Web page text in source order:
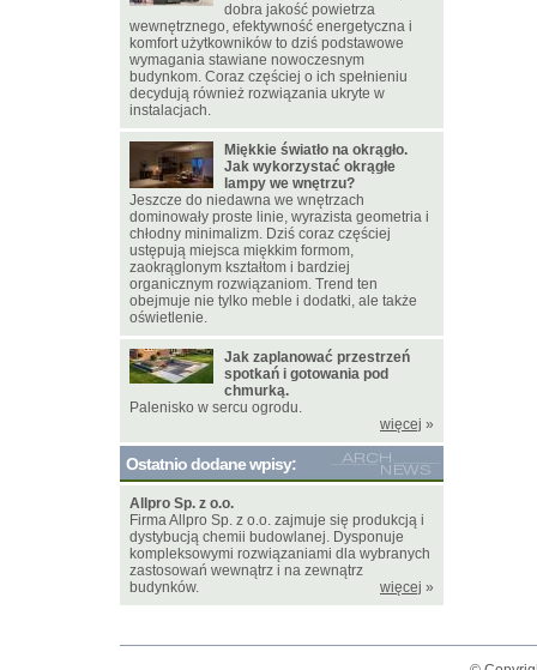
dobra jakość powietrza
wewnętrznego, efektywność energetyczna i
komfort użytkowników to dziś podstawowe
wymagania stawiane nowoczesnym
budynkom. Coraz częściej o ich spełnieniu
decydują również rozwiązania ukryte w
instalacjach.
Miękkie światło na okrągło.
Jak wykorzystać okrągłe
lampy we wnętrzu?
Jeszcze do niedawna we wnętrzach
dominowały proste linie, wyrazista geometria i
chłodny minimalizm. Dziś coraz częściej
ustępują miejsca miękkim formom,
zaokrąglonym kształtom i bardziej
organicznym rozwiązaniom. Trend ten
obejmuje nie tylko meble i dodatki, ale także
oświetlenie.
Jak zaplanować przestrzeń
spotkań i gotowania pod
chmurką.
Palenisko w sercu ogrodu.
więcej »
Ostatnio dodane wpisy:
Allpro Sp. z o.o.
Firma Allpro Sp. z o.o. zajmuje się produkcją i
dystybucją chemii budowlanej. Dysponuje
kompleksowymi rozwiązaniami dla wybranych
zastosowań wewnątrz i na zewnątrz
budynków.
więcej »